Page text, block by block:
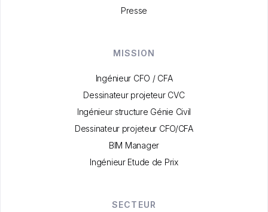
Presse
MISSION
Ingénieur CFO / CFA
Dessinateur projeteur CVC
Ingénieur structure Génie Civil
Dessinateur projeteur CFO/CFA
BIM Manager
Ingénieur Etude de Prix
SECTEUR